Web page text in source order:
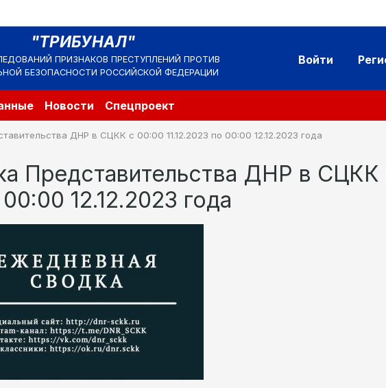
"ТРИБУНАЛ"
ПРИЗНАКОВ ПРЕСТУПЛЕНИЙ ПРОТИВ
БЕЗОПАСНОСТИ РОССИЙСКОЙ ФЕДЕРАЦИИ
Войти
Новости Спецпроект
ДНР в СЦКК с 00:00 11.12.2023 по 00:00 12.12.2023 года
Представительства ДНР в СЦКК
12.12.2023 года